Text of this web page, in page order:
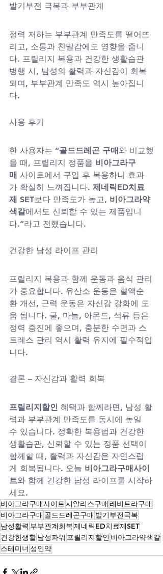
발기부전 극복과 부부관계
정력 저하는 부부관계 만족도를 떨어뜨
리고, 소통과 친밀감에도 영향을 줍니
다. 프릴리지 복용과 건강한 생활습관
병행 시, 남성의 활력과 자신감이 회복
되며, 부부관계 만족도 역시 높아집니
다.
사용 후기
한 사용자는 “골드드레곤 구매와 비교했
을 때, 프릴리지 정품을 비아그라구
매 사이트에서 구입 후 복용하니 효과
가 확실히 느껴집니다. 제네릭ED치료
제 SET보다 만족도가 높고, 비아그라약
색갈에서도 신뢰할 수 있는 제품입니
다.”라고 전했습니다.
건강한 남성 라이프 관리
프릴리지 복용과 함께 운동과 음식 관리
가 중요합니다. 유산소 운동은 혈액순
환 개선, 근력 운동은 자신감 강화에 도
움 됩니다. 굴, 마늘, 아몬드, 석류 등은
정력 증진에 좋으며, 충분한 수면과 스
트레스 관리 역시 활력 유지에 필수적입
니다.
결론 – 자신감과 활력 회복
프릴리지할인 혜택과 함께라면, 남성 활
력과 부부관계 만족도를 동시에 높일
수 있습니다. 정확한 복용법과 건강한
생활습관, 신뢰할 수 있는 정품 선택이
함께할 때, 활력과 자신감은 자연스럽
게 회복됩니다. 오늘 비아그라구매사이
트와 함께 건강한 남성 라이프를 시작하
세요.
비아그라구매사이트시알리스구매 레비트라구매
비아그라구매 골드드레곤구매 발기부전극복
남성활력 부부관계회복제네릭ED치료제SET
건강한생활남성파워 프릴리지할인 비아그라약색갈
스테미너 성인약